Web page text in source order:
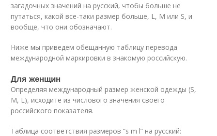
загадочных значений на русский, чтобы больше не
путаться, какой все-таки размер больше, L, M или S, и
вообще, что они обозначают.
Ниже мы приведем обещанную таблицу перевода
международной маркировки в знакомую российскую.
Для женщин
Определяя международный размер женской одежды (S,
M, L), исходите из числового значения своего
российского показателя.
Таблица соответствия размеров “s m l” на русский: